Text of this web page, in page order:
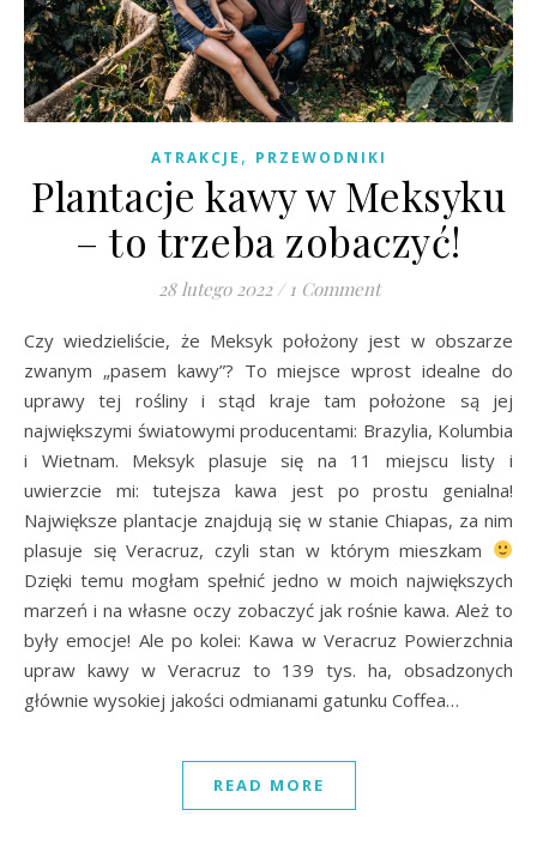
ATRAKCJE , PRZEWODNIKI
Plantacje kawy w Meksyku
– to trzeba zobaczyć!
28 lutego 2022 / 1 Comment
Czy wiedzieliście, że Meksyk położony jest w obszarze
zwanym „pasem kawy”? To miejsce wprost idealne do
uprawy tej rośliny i stąd kraje tam położone są jej
największymi światowymi producentami: Brazylia, Kolumbia
i Wietnam. Meksyk plasuje się na 11 miejscu listy i
uwierzcie mi: tutejsza kawa jest po prostu genialna!
Największe plantacje znajdują się w stanie Chiapas, za nim
plasuje się Veracruz, czyli stan w którym mieszkam
Dzięki temu mogłam spełnić jedno w moich największych
marzeń i na własne oczy zobaczyć jak rośnie kawa. Ależ to
były emocje! Ale po kolei: Kawa w Veracruz Powierzchnia
upraw kawy w Veracruz to 139 tys. ha, obsadzonych
głównie wysokiej jakości odmianami gatunku Coffea…
READ MORE